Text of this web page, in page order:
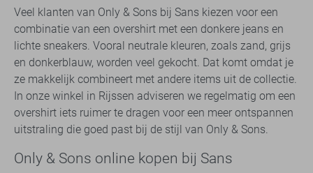
Veel klanten van Only & Sons bij Sans kiezen voor een
combinatie van een overshirt met een donkere jeans en
lichte sneakers. Vooral neutrale kleuren, zoals zand, grijs
en donkerblauw, worden veel gekocht. Dat komt omdat je
ze makkelijk combineert met andere items uit de collectie.
In onze winkel in Rijssen adviseren we regelmatig om een
overshirt iets ruimer te dragen voor een meer ontspannen
uitstraling die goed past bij de stijl van Only & Sons.
Only & Sons online kopen bij Sans